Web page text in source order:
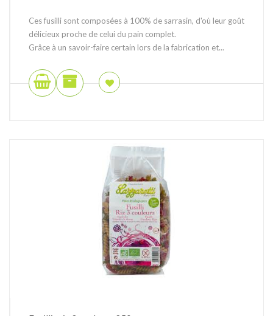
Ces fusilli sont composées à 100% de sarrasin, d'où leur goût
délicieux proche de celui du pain complet.
Grâce à un savoir-faire certain lors de la fabrication et...